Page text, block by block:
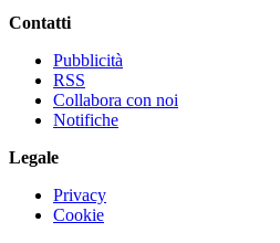
Contatti
Pubblicità
RSS
Collabora con noi
Notifiche
Legale
Privacy
Cookie